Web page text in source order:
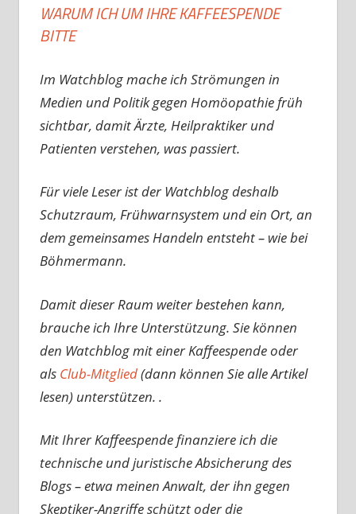
WARUM ICH UM IHRE KAFFEESPENDE
BITTE
Im Watchblog mache ich Strömungen in
Medien und Politik gegen Homöopathie früh
sichtbar, damit Ärzte, Heilpraktiker und
Patienten verstehen, was passiert.
Für viele Leser ist der Watchblog deshalb
Schutzraum, Frühwarnsystem und ein Ort, an
dem gemeinsames Handeln entsteht – wie bei
Böhmermann.
Damit dieser Raum weiter bestehen kann,
brauche ich Ihre Unterstützung. Sie können
den Watchblog mit einer Kaffeespende oder
als Club-Mitglied(dann können Sie alle Artikel
lesen) unterstützen. .
Mit Ihrer Kaffeespende finanziere ich die
technische und juristische Absicherung des
Blogs – etwa meinen Anwalt, der ihn gegen
Skeptiker-Angriffe schützt oder die